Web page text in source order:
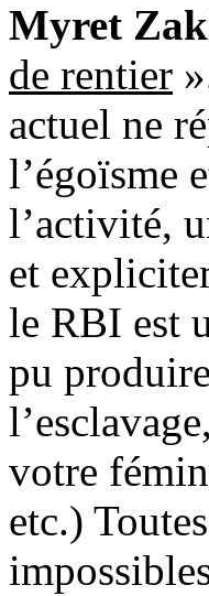
Myret
de rentier
actuel ne
l’égoïsme
l’activité,
et
le RBI est
pu
votre
etc.)